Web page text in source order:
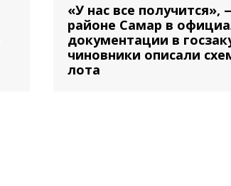
«У нас все получится»,
районе Самар в
документации в
чиновники описали
лота